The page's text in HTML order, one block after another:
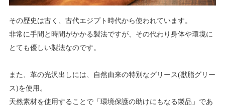
その歴史は古く、古代エジプト時代から使われています。
非常に手間と時間がかかる製法ですが、その代わり身体や環境に
とても優しい製法なのです。
また、革の光沢出しには、自然由来の特別なグリース(獣脂グリー
ス)を使用。
天然素材を使用することで「環境保護の助けにもなる製品」であ